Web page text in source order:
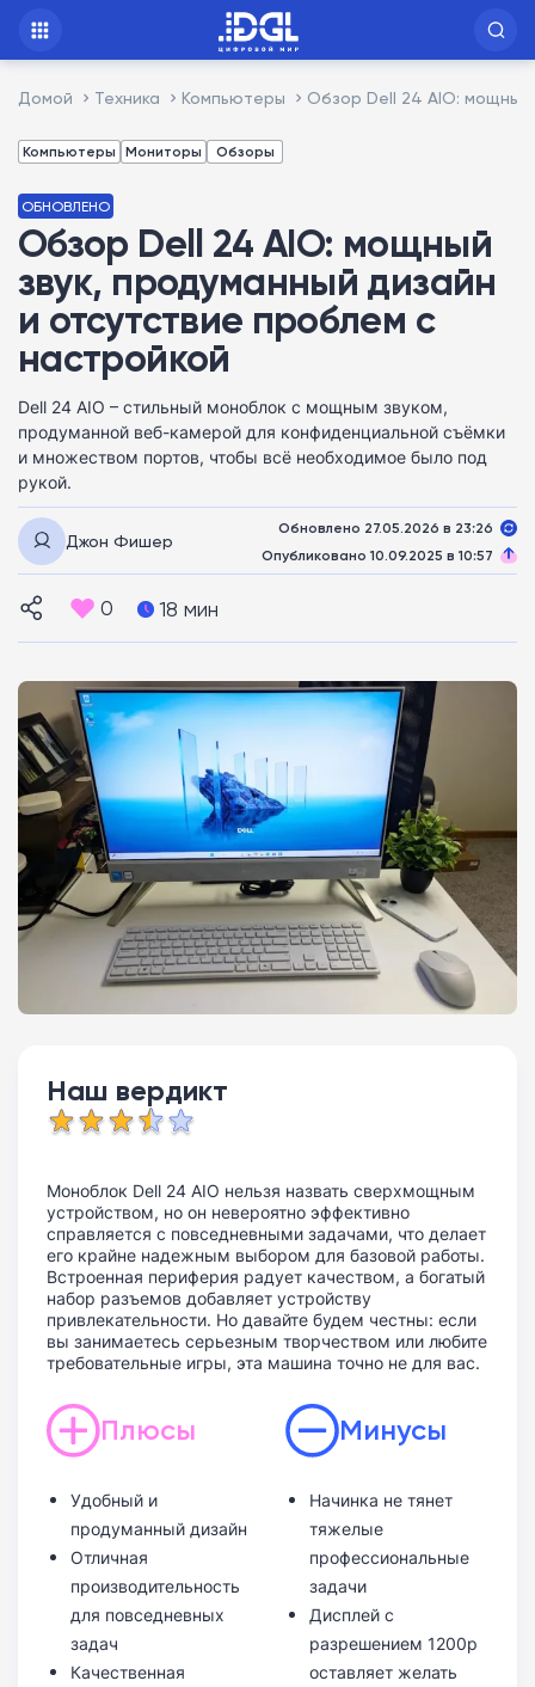
Домой Техника Компьютеры Обзор Dell 24 AIO: мощный
Компьютеры Мониторы Обзоры
ОБНОВЛЕНО
Обзор Dell 24 AIO: мощный
звук, продуманный дизайн
и отсутствие проблем с
настройкой
Dell 24 AIO – стильный моноблок с мощным звуком,
продуманной веб-камерой для конфиденциальной съёмки
и множеством портов, чтобы всё необходимое было под
рукой.
Джон Фишер
Обновлено 27.05.2026 в 23:26
Опубликовано 10.09.2025 в 10:57
0 18 мин
Наш вердикт
Моноблок Dell 24 AIO нельзя назвать сверхмощным
устройством, но он невероятно эффективно
справляется с повседневными задачами, что делает
его крайне надежным выбором для базовой работы.
Встроенная периферия радует качеством, а богатый
набор разъемов добавляет устройству
привлекательности. Но давайте будем честны: если
вы занимаетесь серьезным творчеством или любите
требовательные игры, эта машина точно не для вас.
Плюсы
Удобный и
продуманный дизайн
Отличная
производительность
для повседневных
задач
Качественная
Минусы
Начинка не тянет
тяжелые
профессиональные
задачи
Дисплей с
разрешением 1200p
оставляет желать